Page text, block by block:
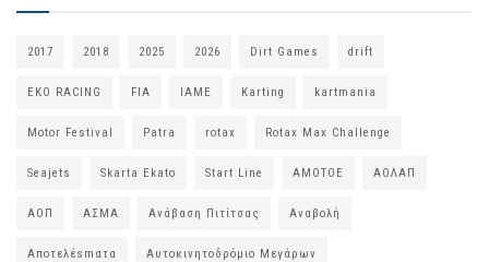
2017 2018 2025 2026 Dirt Games drift
EKO RACING FIA IAME Karting kartmania
Motor Festival Patra rotax Rotax Max Challenge
Seajets Skarta Ekato Start Line ΑΜΟΤΟΕ ΑΟΛΑΠ
ΑΟΠ ΑΣΜΑ Ανάβαση Πιτίτσας Αναβολή
Αποτελέsmατα Αυτοκινητοδρόμιο Μεγάρων